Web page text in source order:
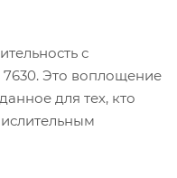
с
7630. Это воплощение
для тех, кто